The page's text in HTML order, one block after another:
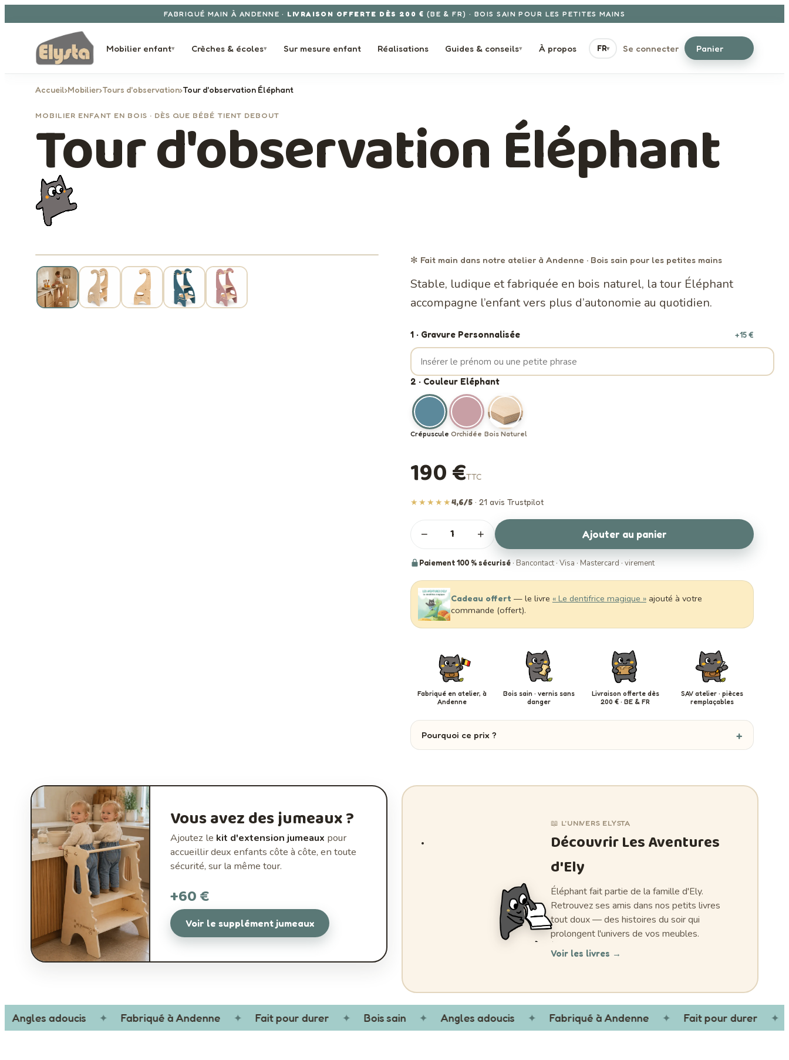
FABRIQUÉ MAIN À ANDENNE · LIVRAISON OFFERTE DÈS 200 € (BE & FR) · BOIS SAIN POUR LES PETITES MAINS
Mobilier enfant▾ Crèches & écoles▾ Sur mesure enfant Réalisations Guides & conseils▾ À propos FR▾ Se connecter Panier
Accueil›Mobilier›Tours d'observation›Tour d'observation Éléphant
MOBILIER ENFANT EN BOIS · DÈS QUE BÉBÉ TIENT DEBOUT
Tour d'observation Éléphant
‹ › ✻ Fait main dans notre atelier à Andenne · Bois sain pour les petites mains
Stable, ludique et fabriquée en bois naturel, la tour Éléphant
accompagne l’enfant vers plus d’autonomie au quotidien.
1 · Gravure Personnalisée +15 €
2 · Couleur Eléphant
Crépuscule Orchidée Bois Naturel
190 €TTC
★★★★★4,6/5· 21 avis Trustpilot
− + Ajouter au panier
Paiement 100 % sécurisé· Bancontact · Visa · Mastercard · virement
Cadeau offert — le livre « Le dentifrice magique »ajouté à votre
commande (offert).
Fabriqué en atelier, à
Andenne
Bois sain · vernis sans
danger
Livraison offerte dès
200 € · BE & FR
SAV atelier · pièces
remplaçables
Pourquoi ce prix ?
Vous avez des jumeaux ?
Ajoutez le kit d'extension jumeaux pour
accueillir deux enfants côte à côte, en toute
sécurité, sur la même tour.
+60 €
Voir le supplément jumeaux
📖 L'UNIVERS ELYSTA
Découvrir Les Aventures
d'Ely
Éléphant fait partie de la famille d'Ely.
Retrouvez ses amis dans nos petits livres
tout doux — des histoires du soir qui
prolongent l'univers de vos meubles.
Voir les livres →
adoucis ✦ Fabriqué à Andenne ✦ Fait pour durer ✦ Bois sain ✦ Angles adoucis ✦ Fabriqué à Andenne ✦ Fait pour durer ✦